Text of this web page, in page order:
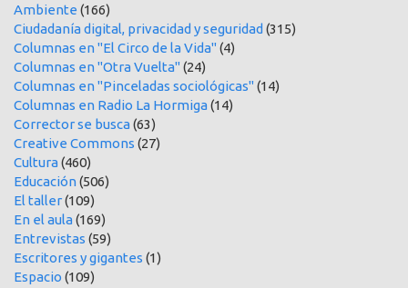
Ambiente (166)
Ciudadanía digital, privacidad y seguridad (315)
Columnas en "El Circo de la Vida"(4)
Columnas en "Otra Vuelta"(24)
Columnas en "Pinceladas sociológicas"(14)
Columnas en Radio La Hormiga(14)
Corrector se busca(63)
Creative Commons (27)
Cultura(460)
Educación(506)
El taller(109)
En el aula(169)
Entrevistas (59)
Escritores y gigantes (1)
Espacio (109)